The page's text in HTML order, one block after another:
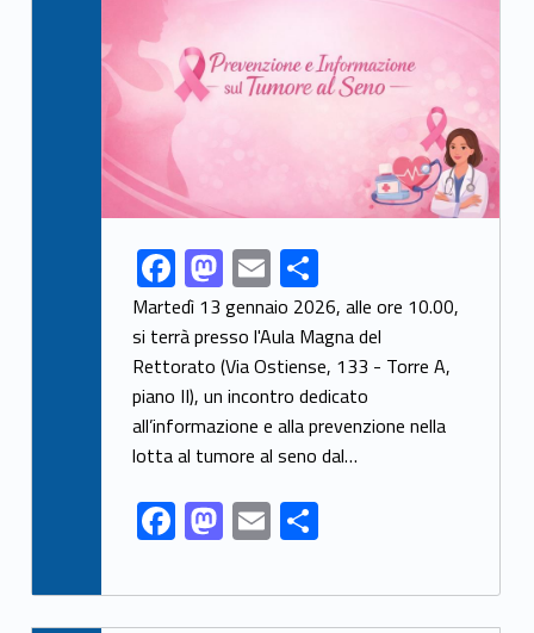
Link identifier share facebook archive #share-link-archive-20463F
ac
e
b
o
o
k
M
as
to
d
o
n
E
m
ai
l
S
h
ar
e
Martedì 13 gennaio 2026, alle ore 10.00,
si terrà presso l'Aula Magna del
Rettorato (Via Ostiense, 133 - Torre A,
piano II), un incontro dedicato
all’informazione e alla prevenzione nella
lotta al tumore al seno dal…
F
ac
e
M
as
to
E
m
ai
S
ar